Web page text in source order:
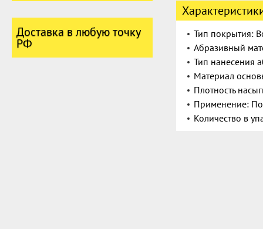
Доставка в любую точку
РФ
Тип покрытия:
Абразивный
Тип нанесения
Материал
Плотность
Применение:
Количество в